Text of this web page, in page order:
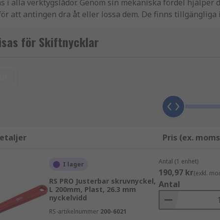
alla verktygslådor. Genom sin mekaniska fördel hjälper
att antingen dra åt eller lossa dem. De finns tillgängliga
samt ledande varumärken som Bahco, Ega-
för dig. Här på RS lagerför vi de mest populära
den ideala typen av skiftnyckel du behöver beror på vad
inklusive hylsnycklar, momentnycklar,
av skiftnyckel, justerbara skiftnycklar har käftar som
skiftnyckelns effektivitet i trånga utrymmen.
skiftnyckel spara plats i din verktygslåda genom
justerbara skiftnycklar,se vår guide här.
för Skiftnycklar
Pris (ex.
I lager
RS PRO Justerbar skruvnyckel,
L 200mm, Plast, 26.3 mm
nyckelvidd
RS-artikelnummer 200-6021
Antal (1 enhet)
190,97 kr(exkl.
Antal